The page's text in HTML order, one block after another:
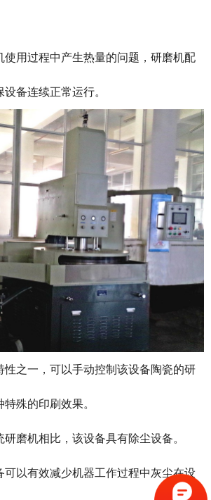
使用过程中产生热量的问题，研磨机配
备连续正常运行。
性之一，可以手动控制该设备陶瓷的研
特殊的印刷效果。
磨机相比，该设备具有除尘设备。
可以有效减少机器工作过程中灰尘在设